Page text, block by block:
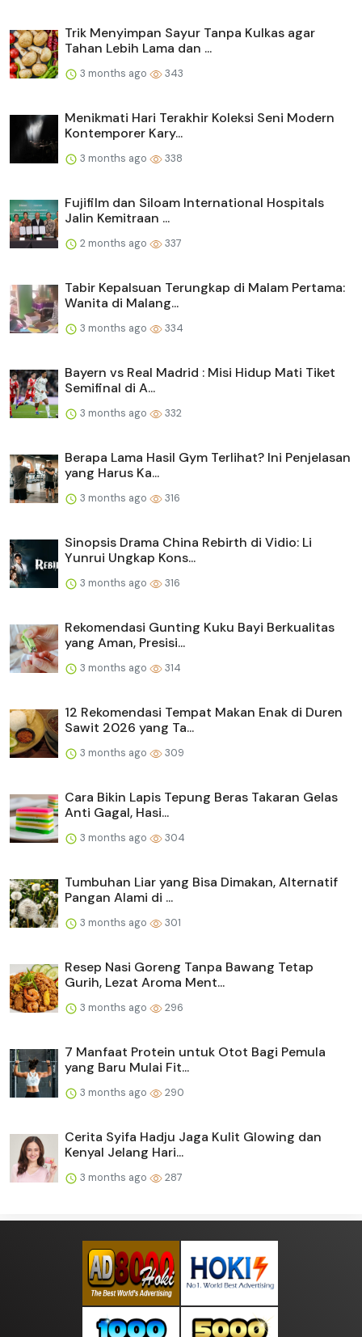
Trik Menyimpan Sayur Tanpa Kulkas agar
Tahan Lebih Lama dan ...
3 months ago 343
Menikmati Hari Terakhir Koleksi Seni Modern
Kontemporer Kary...
3 months ago 338
Fujifilm dan Siloam International Hospitals
Jalin Kemitraan ...
2 months ago 337
Tabir Kepalsuan Terungkap di Malam Pertama:
Wanita di Malang...
3 months ago 334
Bayern vs Real Madrid : Misi Hidup Mati Tiket
Semifinal di A...
3 months ago 332
Berapa Lama Hasil Gym Terlihat? Ini Penjelasan
yang Harus Ka...
3 months ago 316
Sinopsis Drama China Rebirth di Vidio: Li
Yunrui Ungkap Kons...
3 months ago 316
Rekomendasi Gunting Kuku Bayi Berkualitas
yang Aman, Presisi...
3 months ago 314
12 Rekomendasi Tempat Makan Enak di Duren
Sawit 2026 yang Ta...
3 months ago 309
Cara Bikin Lapis Tepung Beras Takaran Gelas
Anti Gagal, Hasi...
3 months ago 304
Tumbuhan Liar yang Bisa Dimakan, Alternatif
Pangan Alami di ...
3 months ago 301
Resep Nasi Goreng Tanpa Bawang Tetap
Gurih, Lezat Aroma Ment...
3 months ago 296
7 Manfaat Protein untuk Otot Bagi Pemula
yang Baru Mulai Fit...
3 months ago 290
Cerita Syifa Hadju Jaga Kulit Glowing dan
Kenyal Jelang Hari...
3 months ago 287